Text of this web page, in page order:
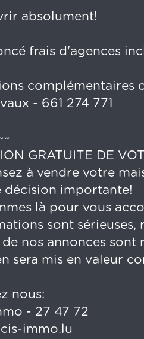
absolument!
frais d'agences
complémentaires
- 661 274 771
GRATUITE DE
à vendre votre
décision importante!
là pour vous
sont
de nos annonces
sera mis en valeur
nous:
- 27 47 72
immo.lu